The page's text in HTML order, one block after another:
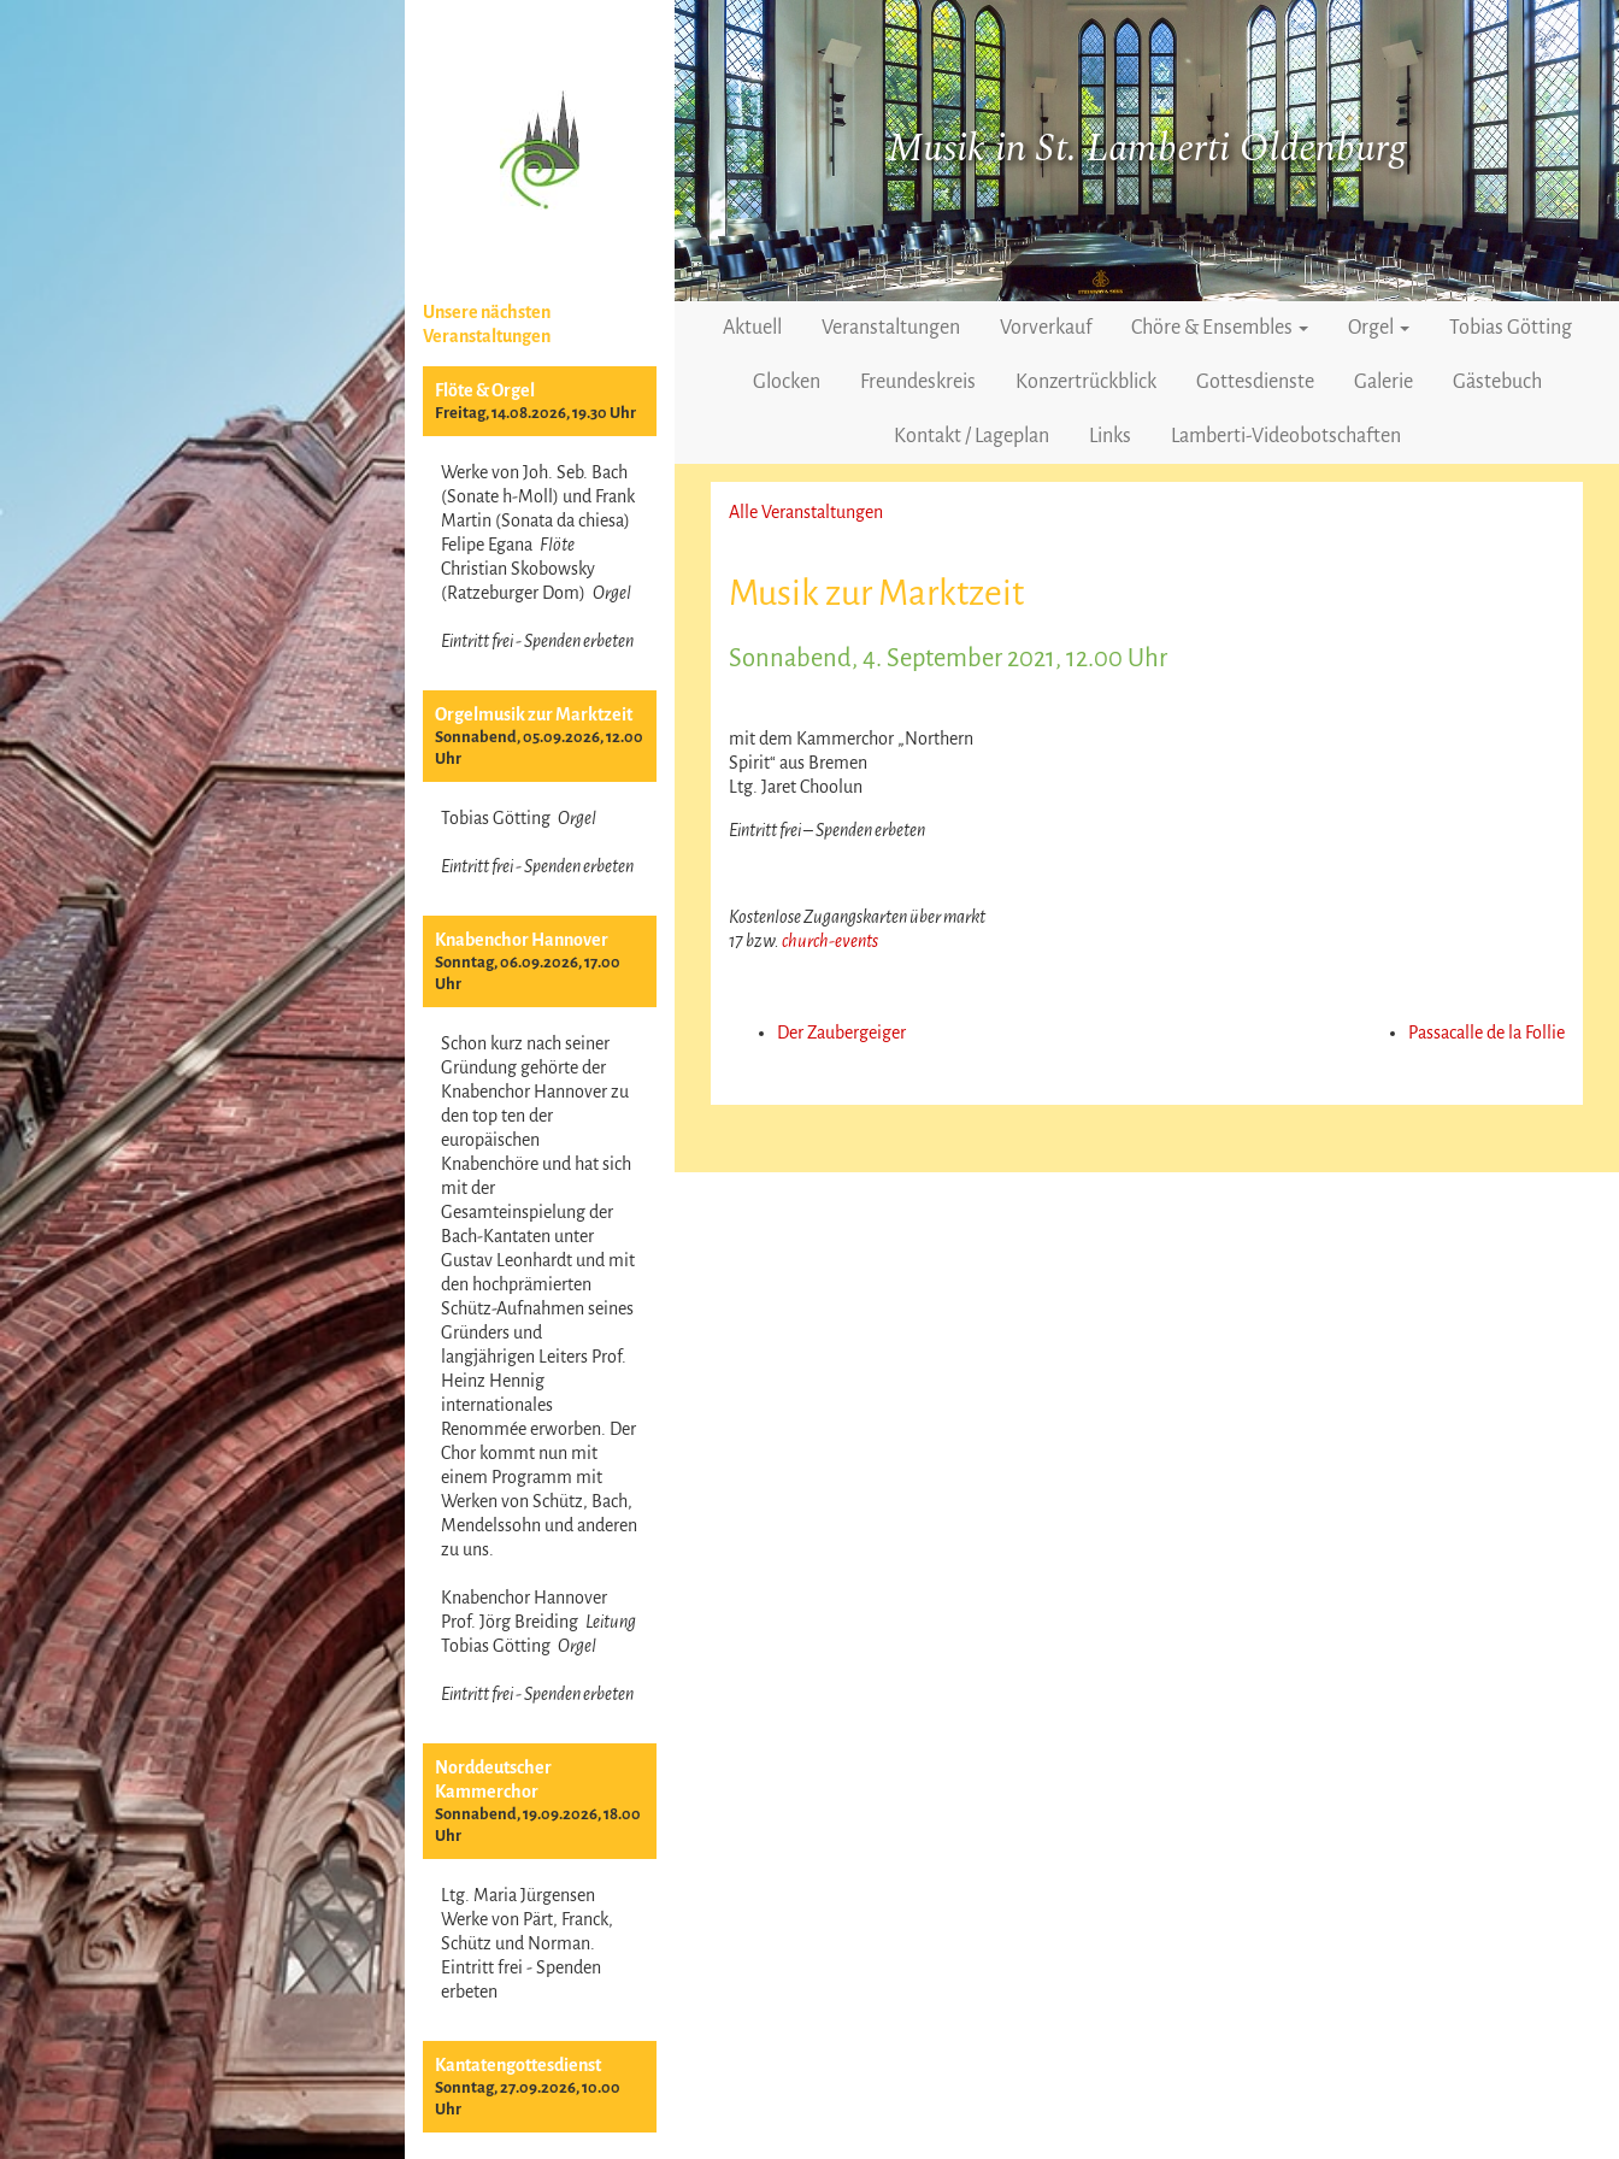
Unsere nächsten
Veranstaltungen
Flöte & Orgel
Freitag, 14.08.2026, 19.30 Uhr
Werke von Joh. Seb. Bach
(Sonate h-Moll) und Frank
Martin (Sonata da chiesa)
Felipe Egana Flöte
Christian Skobowsky
(Ratzeburger Dom) Orgel
Eintritt frei - Spenden erbeten
Orgelmusik zur Marktzeit
Sonnabend, 05.09.2026, 12.00
Uhr
Tobias Götting Orgel
Eintritt frei - Spenden erbeten
Knabenchor Hannover
Sonntag, 06.09.2026, 17.00
Uhr
Schon kurz nach seiner
Gründung gehörte der
Knabenchor Hannover zu
den top ten der
europäischen
Knabenchöre und hat sich
mit der
Gesamteinspielung der
Bach-Kantaten unter
Gustav Leonhardt und mit
den hochprämierten
Schütz-Aufnahmen seines
Gründers und
langjährigen Leiters Prof.
Heinz Hennig
internationales
Renommée erworben. Der
Chor kommt nun mit
einem Programm mit
Werken von Schütz, Bach,
Mendelssohn und anderen
zu uns.
Knabenchor Hannover
Prof. Jörg Breiding Leitung
Tobias Götting Orgel
Eintritt frei - Spenden erbeten
Norddeutscher
Kammerchor
Sonnabend, 19.09.2026, 18.00
Uhr
Ltg. Maria Jürgensen
Werke von Pärt, Franck,
Schütz und Norman.
Eintritt frei - Spenden
erbeten
Kantatengottesdienst
Sonntag, 27.09.2026, 10.00
Uhr
Musik in St. Lamberti Oldenburg
Aktuell Veranstaltungen Vorverkauf Chöre & Ensembles Orgel Tobias Götting
Glocken Freundeskreis Konzertrückblick Gottesdienste Galerie Gästebuch
Kontakt / Lageplan Links Lamberti-Videobotschaften
Alle Veranstaltungen
Musik zur Marktzeit
Sonnabend, 4. September 2021, 12.00 Uhr
mit dem Kammerchor „Northern
Spirit“ aus Bremen
Ltg. Jaret Choolun
Eintritt frei – Spenden erbeten
Kostenlose Zugangskarten über markt
17 bzw. church-events
Der Zaubergeiger Passacalle de la Follie